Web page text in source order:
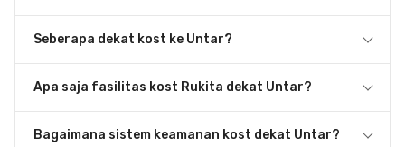
Seberapa dekat kost ke Untar?
Apa saja fasilitas kost Rukita dekat Untar?
Bagaimana sistem keamanan kost dekat Untar?